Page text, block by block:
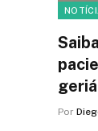
Por